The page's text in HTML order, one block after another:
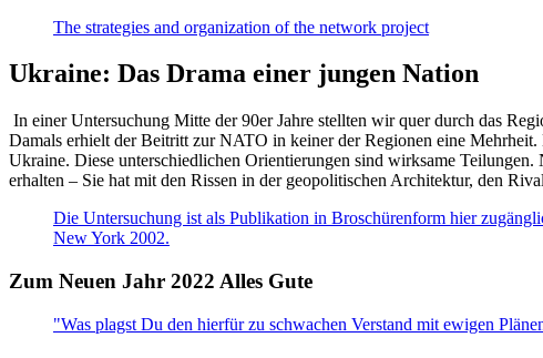
The strategies and organization of the network project
Ukraine: Das Drama einer jungen Nation
In einer Untersuchung Mitte der 90er Jahre stellten wir quer durch das
Damals erhielt der Beitritt zur NATO in keiner der Regionen eine
Ukraine. Diese unterschiedlichen Orientierungen sind wirksame
erhalten – Sie hat mit den Rissen in der geopolitischen Architektur, den
Die Untersuchung ist als Publikation in Broschürenform hier
New York 2002.
Zum Neuen Jahr 2022 Alles Gute
"Was plagst Du den hierfür zu schwachen Verstand mit ewigen